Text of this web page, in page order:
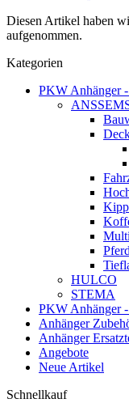
Diesen Artikel haben
aufgenommen.
Kategorien
PKW Anhänger
HULCO
STEMA
PKW Anhänger
Anhänger
Anhänger
Angebote
Neue Artikel
Schnellkauf